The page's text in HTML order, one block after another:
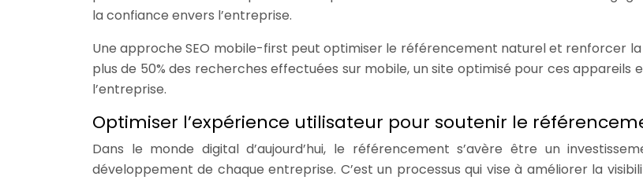
la confiance envers l’entreprise.
Une approche SEO mobile-first peut optimiser le référencement naturel et renforcer
plus de 50% des recherches effectuées sur mobile, un site optimisé pour ces appareils
l’entreprise.
Optimiser l’expérience utilisateur pour soutenir le
Dans le monde digital d’aujourd’hui, le référencement s’avère être un
développement de chaque entreprise. C’est un processus qui vise à améliorer la